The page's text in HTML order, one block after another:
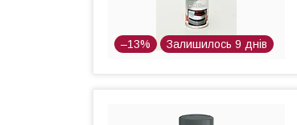
–13% Залишилось 9 днів